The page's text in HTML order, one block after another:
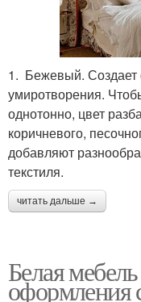
1. Бежевый. Создает
умиротворения.
однотонно, цвет
коричневого,
добавляют
текстиля.
читать дальше →
Белая
оформления